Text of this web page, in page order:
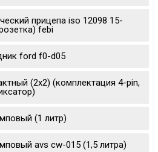
прицепа iso 12098 15-
febi
ford f0-d05
(2х2) (комплектация 4-pin,
(1 литр)
avs cw-015 (1,5 литра)